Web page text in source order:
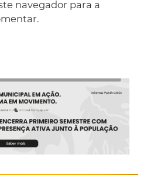
navegador para a